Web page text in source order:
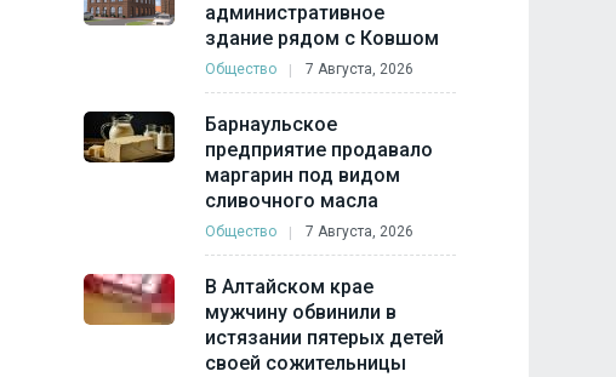
административное
здание рядом с Ковшом
Общество 7 Августа, 2026
Барнаульское
предприятие продавало
маргарин под видом
сливочного масла
Общество 7 Августа, 2026
В Алтайском крае
мужчину обвинили в
истязании пятерых детей
своей сожительницы